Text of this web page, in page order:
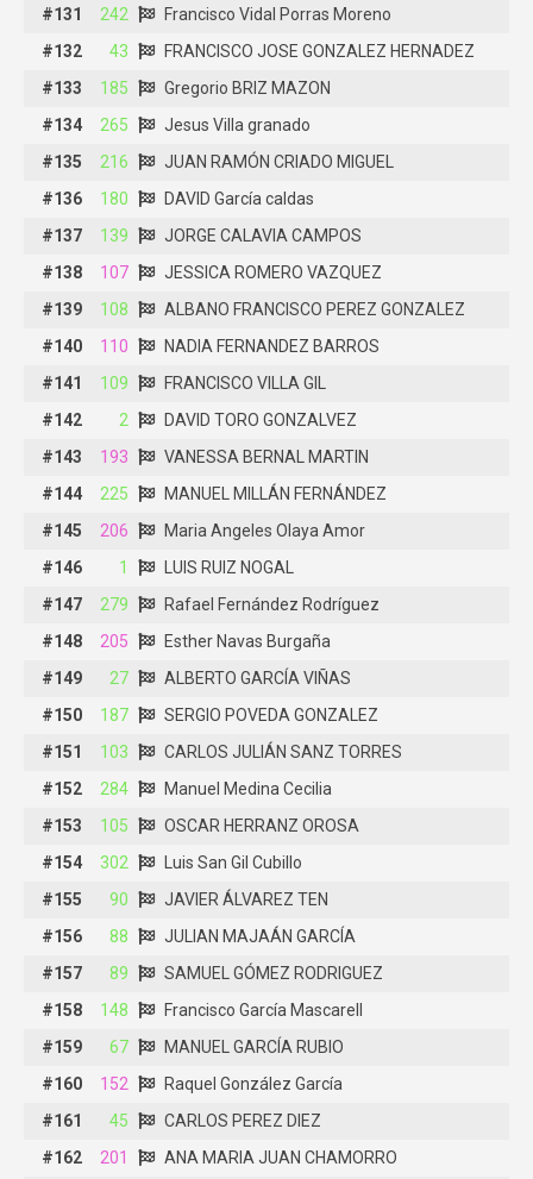
#131
242
Francisco Vidal Porras Moreno
#132
43
FRANCISCO JOSE GONZALEZ HERNADEZ
#133
185
Gregorio BRIZ MAZON
#134
265
Jesus Villa granado
#135
216
JUAN RAMÓN CRIADO MIGUEL
#136
180
DAVID García caldas
#137
139
JORGE CALAVIA CAMPOS
#138
107
JESSICA ROMERO VAZQUEZ
#139
108
ALBANO FRANCISCO PEREZ GONZALEZ
#140
110
NADIA FERNANDEZ BARROS
#141
109
FRANCISCO VILLA GIL
#142
2
DAVID TORO GONZALVEZ
#143
193
VANESSA BERNAL MARTIN
#144
225
MANUEL MILLÁN FERNÁNDEZ
#145
206
Maria Angeles Olaya Amor
#146
1
LUIS RUIZ NOGAL
#147
279
Rafael Fernández Rodríguez
#148
205
Esther Navas Burgaña
#149
27
ALBERTO GARCÍA VIÑAS
#150
187
SERGIO POVEDA GONZALEZ
#151
103
CARLOS JULIÁN SANZ TORRES
#152
284
Manuel Medina Cecilia
#153
105
OSCAR HERRANZ OROSA
#154
302
Luis San Gil Cubillo
#155
90
JAVIER ÁLVAREZ TEN
#156
88
JULIAN MAJAÁN GARCÍA
#157
89
SAMUEL GÓMEZ RODRIGUEZ
#158
148
Francisco García Mascarell
#159
67
MANUEL GARCÍA RUBIO
#160
152
Raquel González García
#161
45
CARLOS PEREZ DIEZ
#162
201 ANA MARIA JUAN CHAMORRO
#131
242
Francisco Vidal Porras Moreno
#132
43
FRANCISCO JOSE GONZALEZ HERNADEZ
#133
185
Gregorio BRIZ MAZON
#134
265
Jesus Villa granado
#135
216
JUAN RAMÓN CRIADO MIGUEL
#136
180
DAVID García caldas
#137
139
JORGE CALAVIA CAMPOS
#138
107
JESSICA ROMERO VAZQUEZ
#139
108
ALBANO FRANCISCO PEREZ GONZALEZ
#140
110
NADIA FERNANDEZ BARROS
#141
109
FRANCISCO VILLA GIL
#142
DAVID TORO GONZALVEZ
#143
193
VANESSA BERNAL MARTIN
#144
225
MANUEL MILLÁN FERNÁNDEZ
#145
206
Maria Angeles Olaya Amor
#146
LUIS RUIZ NOGAL
#147
279
Rafael Fernández Rodríguez
#148
205
Esther Navas Burgaña
#149
ALBERTO GARCÍA VIÑAS
#150
187
SERGIO POVEDA GONZALEZ
#151
103
CARLOS JULIÁN SANZ TORRES
#152
284
Manuel Medina Cecilia
#153
105
OSCAR HERRANZ OROSA
#154
302
Luis San Gil Cubillo
#155
90
JAVIER ÁLVAREZ TEN
#156
88
JULIAN MAJAÁN GARCÍA
#157
89
SAMUEL GÓMEZ RODRIGUEZ
#158
148
Francisco García Mascarell
#159
67
MANUEL GARCÍA RUBIO
#160
152
Raquel González García
#161
45
CARLOS PEREZ DIEZ
#162
201 ANA MARIA JUAN CHAMORRO